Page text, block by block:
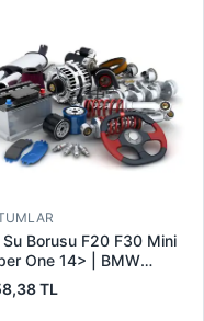
Su Borusu F20 F30 Mini
One 14> | BMW
| OEM
TL